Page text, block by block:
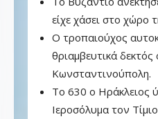
είχε χάσει στο χώρο
Ο τροπαιούχος
θριαμβευτικά δεκτός
Κωνσταντινούπολη.
Το 630 ο Ηράκλειος
Ιεροσόλυμα τον